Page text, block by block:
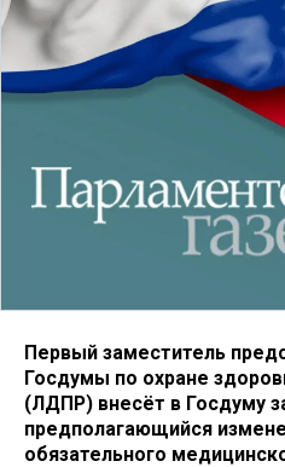
Первый заместитель
Госдумы по охране
(ЛДПР) внесёт в Госдуму
предполагающийся
обязательного